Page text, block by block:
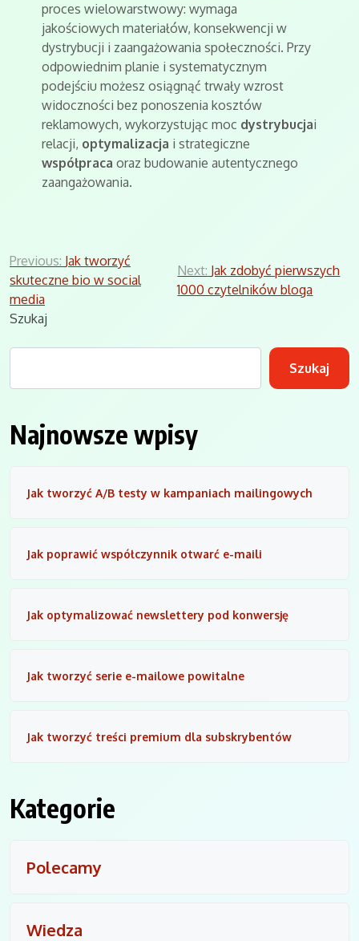
proces wielowarstwowy: wymaga
jakościowych materiałów, konsekwencji w
dystrybucji i zaangażowania społeczności. Przy
odpowiednim planie i systematycznym
podejściu możesz osiągnąć trwały wzrost
widoczności bez ponoszenia kosztów
reklamowych, wykorzystując moc dystrybucjai
relacji, optymalizacja i strategiczne
współpraca oraz budowanie autentycznego
zaangażowania.
Nawigacja
wpisu
Previous: Jak tworzyć
skuteczne bio w social
media
Next: Jak zdobyć pierwszych
1000 czytelników bloga
Szukaj
Szukaj
Najnowsze wpisy
Jak tworzyć A/B testy w kampaniach mailingowych
Jak poprawić współczynnik otwarć e-maili
Jak optymalizować newslettery pod konwersję
Jak tworzyć serie e-mailowe powitalne
Jak tworzyć treści premium dla subskrybentów
Kategorie
Polecamy
Wiedza